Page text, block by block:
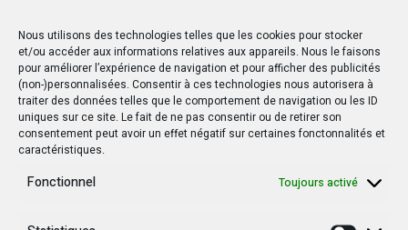
Nous utilisons des technologies telles que les cookies pour stocker
et/ou accéder aux informations relatives aux appareils. Nous le faisons
pour améliorer l’expérience de navigation et pour afficher des publicités
(non-)personnalisées. Consentir à ces technologies nous autorisera à
traiter des données telles que le comportement de navigation ou les ID
uniques sur ce site. Le fait de ne pas consentir ou de retirer son
consentement peut avoir un effet négatif sur certaines fonctonnalités et
caractéristiques.
Fonctionnel Toujours activé
trois projets retenus...
ARTICLE